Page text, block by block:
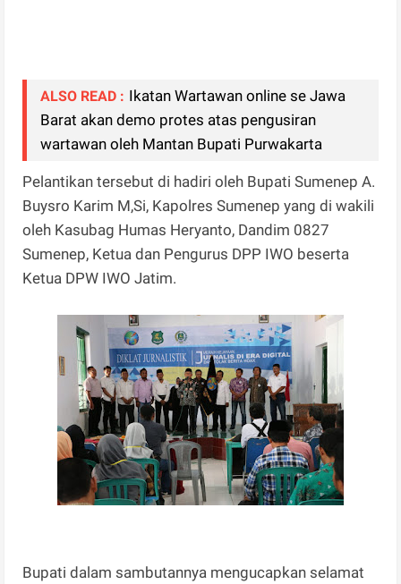
ALSO READ : Ikatan Wartawan online se Jawa
Barat akan demo protes atas pengusiran
wartawan oleh Mantan Bupati Purwakarta
Pelantikan tersebut di hadiri oleh Bupati Sumenep A.
Buysro Karim M,Si, Kapolres Sumenep yang di wakili
oleh Kasubag Humas Heryanto, Dandim 0827
Sumenep, Ketua dan Pengurus DPP IWO beserta
Ketua DPW IWO Jatim.
Bupati dalam sambutannya mengucapkan selamat